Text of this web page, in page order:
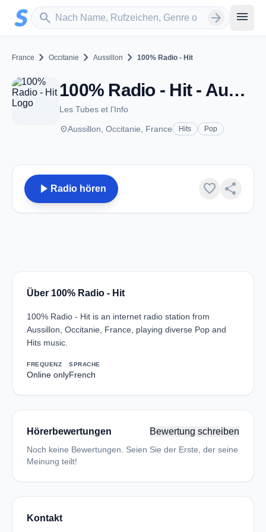
Zum Hauptinhalt springen
search
Sender suchen arrow_forward menu
France chevron_right Occitanie chevron_right Aussillon chevron_right 100% Radio - Hit
100% Radio - Hit - Aussillon
Les Tubes et l'Info
placeAussillon, Occitanie, France Hits Pop
play_arrow Radio hören favorite share
Über 100% Radio - Hit
100% Radio - Hit is an internet radio station from
Aussillon, Occitanie, France, playing diverse Pop and
Hits music.
FREQUENZ
Online only
SPRACHE
French
Hörerbewertungen Bewertung schreiben
Noch keine Bewertungen. Seien Sie der Erste, der seine
Meinung teilt!
Kontakt